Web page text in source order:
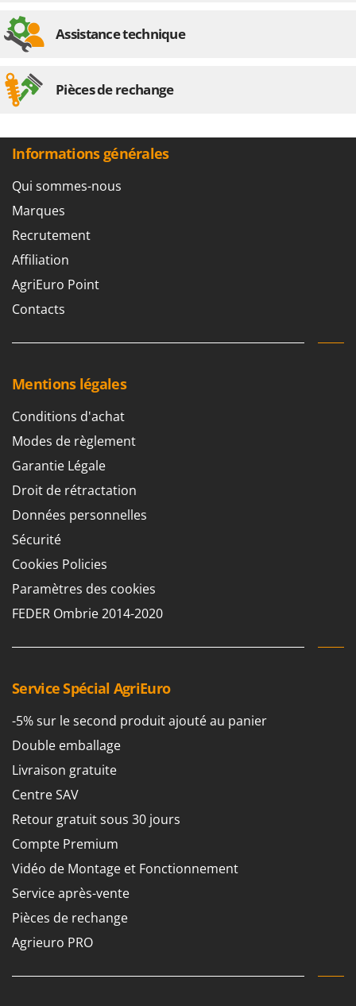
Y
Zephir
Zodiac
Zomax
Assistance technique
Pièces de rechange
Informations générales
Qui sommes-nous
Marques
Recrutement
Affiliation
AgriEuro Point
Contacts
Mentions légales
Conditions d'achat
Modes de règlement
Garantie Légale
Droit de rétractation
Données personnelles
Sécurité
Cookies Policies
Paramètres des cookies
FEDER Ombrie 2014-2020
Service Spécial AgriEuro
-5% sur le second produit ajouté au panier
Double emballage
Livraison gratuite
Centre SAV
Retour gratuit sous 30 jours
Compte Premium
Vidéo de Montage et Fonctionnement
Service après-vente
Pièces de rechange
Agrieuro PRO